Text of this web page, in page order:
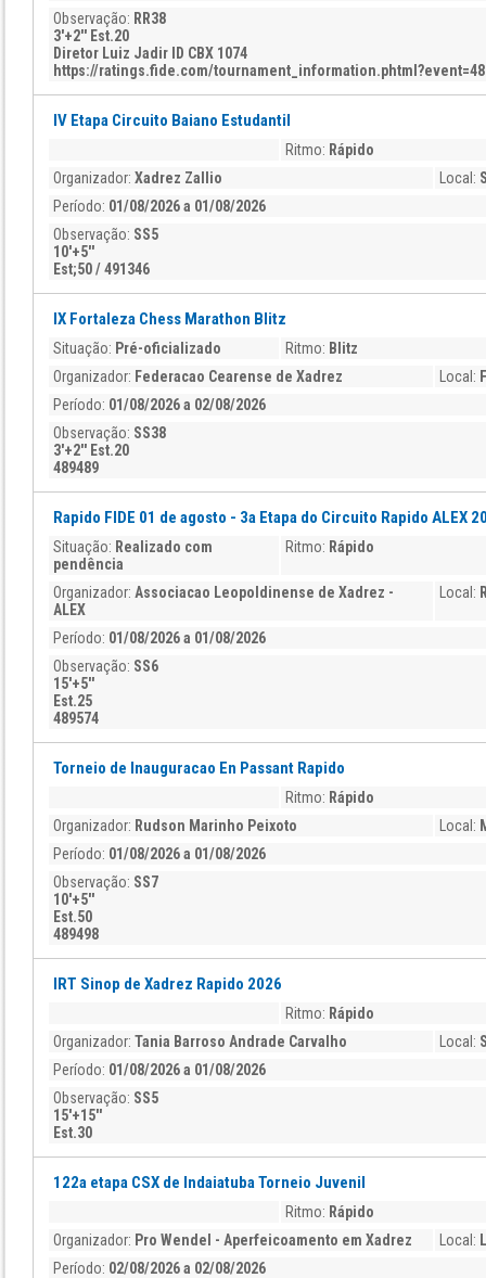
Observação: RR38
3'+2'' Est.20
Diretor Luiz Jadir ID CBX 1074
https://ratings.fide.com/
IV Etapa Circuito Baiano Estudantil
Ritmo: Rápido
Organizador: Xadrez Zallio Local:
Período: 01/08/2026 a 01/08/2026
Observação: SS5
10'+5''
Est;50 / 491346
IX Fortaleza Chess Marathon Blitz
Situação: Pré-oficializado Ritmo: Blitz
Organizador: Federacao Cearense de Xadrez Local:
Período: 01/08/2026 a 02/08/2026
Observação: SS38
3'+2'' Est.20
489489
Rapido FIDE 01 de agosto - 3a Etapa do Circuito Rapido ALEX
Situação: Realizado com
pendência
Ritmo: Rápido
Organizador: Associacao Leopoldinense de Xadrez -
ALEX
Local:
Período: 01/08/2026 a 01/08/2026
Observação: SS6
15'+5''
Est.25
489574
Torneio de Inauguracao En Passant Rapido
Ritmo: Rápido
Organizador: Rudson Marinho Peixoto Local:
Período: 01/08/2026 a 01/08/2026
Observação: SS7
10'+5''
Est.50
489498
IRT Sinop de Xadrez Rapido 2026
Ritmo: Rápido
Organizador: Tania Barroso Andrade Carvalho Local:
Período: 01/08/2026 a 01/08/2026
Observação: SS5
15'+15''
Est.30
122a etapa CSX de Indaiatuba Torneio Juvenil
Ritmo: Rápido
Organizador: Pro Wendel - Aperfeicoamento em Xadrez Local:
Período: 02/08/2026 a 02/08/2026